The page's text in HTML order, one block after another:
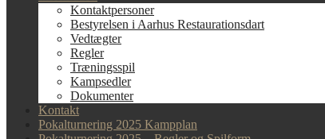
Kontaktpersoner
Bestyrelsen i Aarhus Restaurationsdart
Vedtægter
Regler
Træningsspil
Kampsedler
Dokumenter
Kontakt
Pokalturnering 2025 Kampplan